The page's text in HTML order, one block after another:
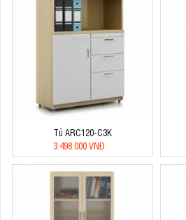
Tủ ARC120-C3K
3.498.000 VNĐ